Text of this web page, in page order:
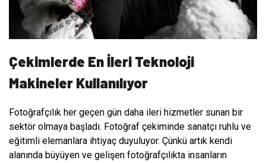
Çekimlerde En İleri Teknoloji
Makineler Kullanılıyor
Fotoğrafçılık her geçen gün daha ileri hizmetler sunan bir
sektör olmaya başladı. Fotoğraf çekiminde sanatçı ruhlu ve
eğitimli elemanlara ihtiyaç duyuluyor. Çünkü artık kendi
alanında büyüyen ve gelişen fotoğrafçılıkta insanların